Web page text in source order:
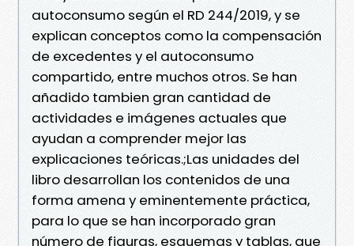
autoconsumo según el RD 244/2019, y se
explican conceptos como la compensación
de excedentes y el autoconsumo
compartido, entre muchos otros. Se han
añadido tambien gran cantidad de
actividades e imágenes actuales que
ayudan a comprender mejor las
explicaciones teóricas.;Las unidades del
libro desarrollan los contenidos de una
forma amena y eminentemente práctica,
para lo que se han incorporado gran
número de figuras, esquemas y tablas, que